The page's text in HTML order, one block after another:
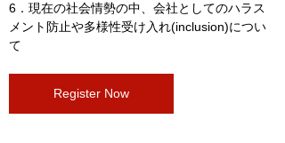
6．現在の社会情勢の中、会社としてのハラス
メント防止や多様性受け入れ(inclusion)につい
て
Register Now